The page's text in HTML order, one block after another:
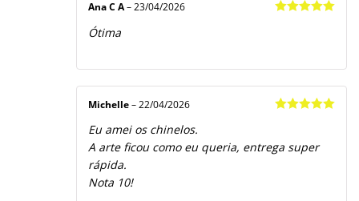
Ana C A– 23/04/2026
Ótima
Michelle – 22/04/2026
Eu amei os chinelos.
A arte ficou como eu queria, entrega super
rápida.
Nota 10!